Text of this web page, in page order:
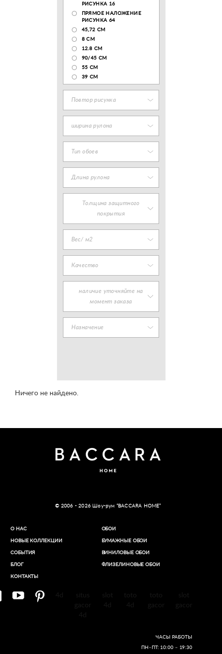
РИСУНКА 16
ПРЯМОЕ НАЛОЖЕНИЕ
РИСУНКА 64
45,72 СМ
8 СМ
12.8 CM
90/45 СМ
55 СМ
39 СМ
Повтор рисунка
ширина рулона
Тип обоев
Длина рулона
Толщина защитного
покрытия
Вес/ м2
Качество
наличие уточняйте на
момент заказа
Назначение
Ничего не найдено.
© 2006 - 2026 Шоу-рум “BACCARA HOME”
О НАС
НОВЫЕ КОЛЛЕКЦИИ
СОБЫТИЯ
БЛОГ
КОНТАКТЫ
ОБОИ
БУМАЖНЫЕ ОБОИ
ВИНИЛОВЫЕ ОБОИ​
ФЛИЗЕЛИНОВЫЕ ОБОИ
ЧАСЫ РАБОТЫ
ПН–ПТ: 10:00 – 19:30